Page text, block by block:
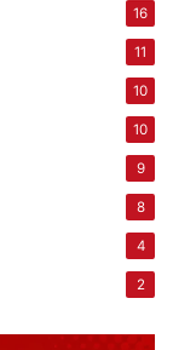
16
11
10
10
9
8
4
2